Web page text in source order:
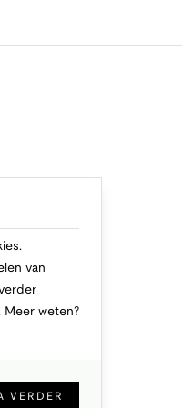
van
Meer weten?
VERDER